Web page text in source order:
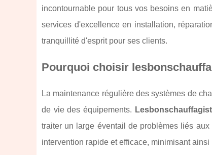
incontournable pour tous vos besoins en
services d'excellence en installation,
tranquillité d'esprit pour ses clients.
Pourquoi choisir
La maintenance régulière des systèmes de
de vie des équipements.
traiter un large éventail de problèmes liés
intervention rapide et efficace, minimisant